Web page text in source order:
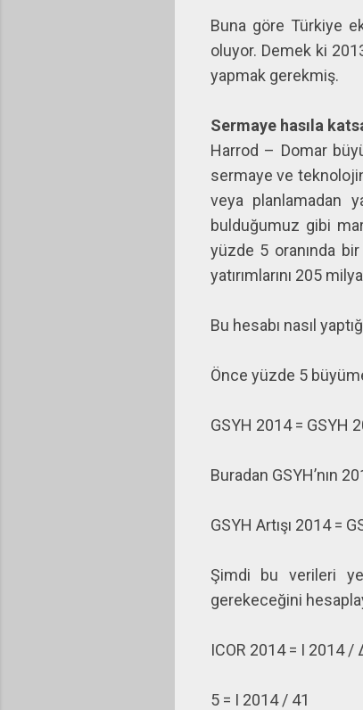
Buna göre Türkiye
oluyor. Demek ki
yapmak gerekmiş.
Sermaye hasıla
Harrod – Domar
sermaye ve
veya planlamadan
bulduğumuz gibi
yüzde 5 oranında bir
yatırımlarını 205
Bu hesabı nasıl
Önce yüzde 5
GSYH 2014 = GSYH
Buradan GSYH’nın
GSYH Artışı 2014 =
Şimdi bu verileri
gerekeceğini
ICOR 2014 = I 2014 /
5 = I 2014 / 41